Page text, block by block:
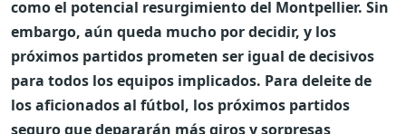
como el potencial resurgimiento del Montpellier. Sin
embargo, aún queda mucho por decidir, y los
próximos partidos prometen ser igual de decisivos
para todos los equipos implicados. Para deleite de
los aficionados al fútbol, ​​los próximos partidos
seguro que depararán más giros y sorpresas